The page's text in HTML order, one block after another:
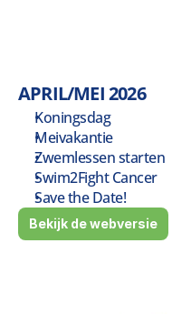
APRIL/MEI 2026
Koningsdag
Meivakantie
Zwemlessen starten
Swim2Fight Cancer
Save the Date!
Bekijk de webversie